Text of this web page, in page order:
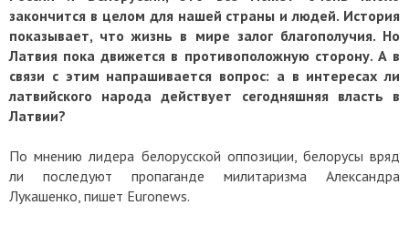
закончится в целом для нашей страны и людей. История
показывает, что жизнь в мире залог благополучия. Но
Латвия пока движется в противоположную сторону. А в
связи с этим напрашивается вопрос: а в интересах ли
латвийского народа действует сегодняшняя власть в
Латвии?
По мнению лидера белорусской оппозиции, белорусы вряд
ли последуют пропаганде милитаризма Александра
Лукашенко, пишет Euronews.